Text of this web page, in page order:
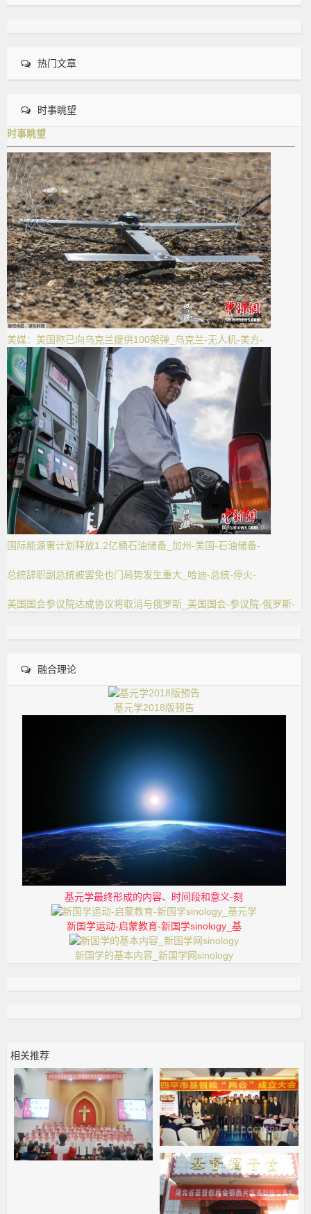
热门文章
时事眺望
时事眺望
美媒：美国称已向乌克兰提供100架弹_乌克兰-无人机-美方-
国际能源署计划释放1.2亿桶石油储备_加州-美国-石油储备-
总统辞职副总统被罢免也门局势发生重大_哈迪-总统-停火-
美国国会参议院达成协议将取消与俄罗斯_美国国会-参议院-俄罗斯-
融合理论
基元学2018版预告
基元学最终形成的内容、时间段和意义-刻
新国学运动-启蒙教育-新国学sinology_基
新国学的基本内容_新国学网sinology
相关推荐
吉林省四平市基督教举行
代表会议_